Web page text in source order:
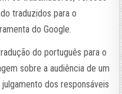
traduzidos para o
do Google.
do português para o
sobre a audiência de um
dos responsáveis